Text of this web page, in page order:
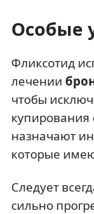
Особые
Фликсотид
лечении
чтобы
купирования
назначают
которые
Следует
сильно